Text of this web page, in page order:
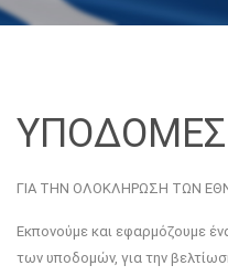
ΥΠΟΔΟΜΕΣ
ΓΙΑ ΤΗΝ ΟΛΟΚΛΗΡΩΣΗ ΤΩΝ
Εκπονούμε και εφαρμόζουμε
των υποδομών, για την